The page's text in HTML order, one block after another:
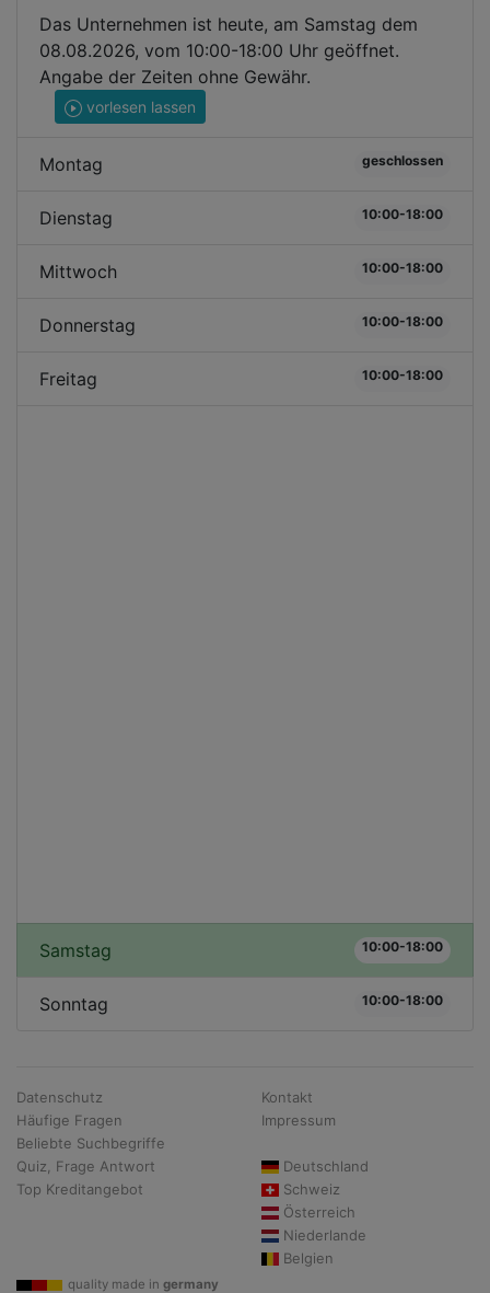
Das Unternehmen ist heute, am Samstag dem
08.08.2026, vom 10:00-18:00 Uhr geöffnet.
Angabe der Zeiten ohne Gewähr.
vorlesen lassen
Montag geschlossen
Dienstag 10:00-18:00
Mittwoch 10:00-18:00
Donnerstag 10:00-18:00
Freitag 10:00-18:00
Samstag 10:00-18:00
Sonntag 10:00-18:00
Datenschutz
Häufige Fragen
Beliebte Suchbegriffe
Quiz, Frage Antwort
Top Kreditangebot
Kontakt
Impressum
Deutschland
Schweiz
Österreich
Niederlande
Belgien
quality made in germany